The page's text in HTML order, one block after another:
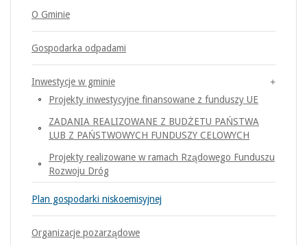
O Gminie
Gospodarka odpadami
Inwestycje w gminie
Projekty inwestycyjne finansowane z funduszy UE
ZADANIA REALIZOWANE Z BUDŻETU PAŃSTWA
LUB Z PAŃSTWOWYCH FUNDUSZY CELOWYCH
Projekty realizowane w ramach Rządowego Funduszu
Rozwoju Dróg
Plan gospodarki niskoemisyjnej
Organizacje pozarządowe